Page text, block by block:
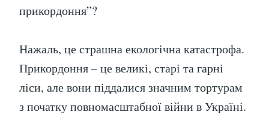
прикордоння”?
Нажаль, це страшна екологічна катастрофа.
Прикордоння – це великі, старі та гарні
ліси, але вони піддалися значним тортурам
з початку повномасштабної війни в Україні.